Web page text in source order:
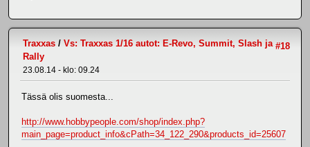
#18
Traxxas / Vs: Traxxas 1/16 autot: E-Revo, Summit, Slash ja
Rally
23.08.14 - klo: 09.24
Tässä olis suomesta...
http://www.hobbypeople.com/shop/index.php?
main_page=product_info&cPath=34_122_290&products_id=25607